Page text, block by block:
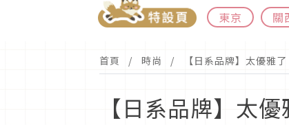
東京 關
首頁 時尚 【日系品牌】太優雅
【日系品牌】太